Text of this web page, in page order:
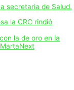
secretaria de Salud.
la CRC rindió
la de oro en la
Next